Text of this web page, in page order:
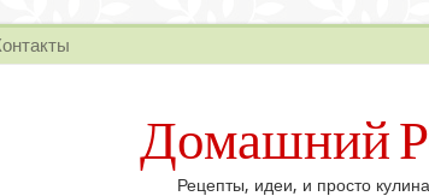
Домашний
Рецепты, идеи, и просто